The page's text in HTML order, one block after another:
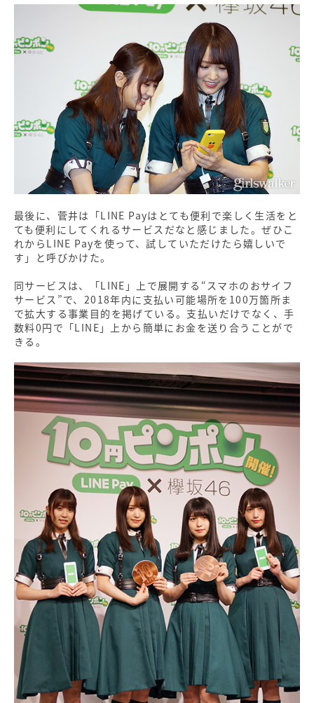
最後に、菅井は「LINE Payはとても便利で楽しく生活をと
ても便利にしてくれるサービスだなと感じました。ぜひこ
れからLINE Payを使って、試していただけたら嬉しいで
す」と呼びかけた。
同サービスは、「LINE」上で展開する“スマホのおサイフ
サービス”で、2018年内に支払い可能場所を100万箇所ま
で拡大する事業目的を掲げている。支払いだけでなく、手
数料0円で「LINE」上から簡単にお金を送り合うことがで
きる。